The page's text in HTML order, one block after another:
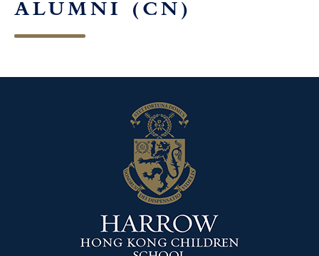
ALUMNI (CN)